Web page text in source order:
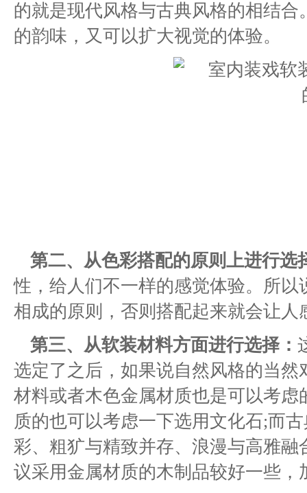
的就是现代风格与古典风格的相结
的韵味，又可以扩大视觉的体验。
第二、从色彩搭配的原则上进行选
性，给人们不一样的感觉体验。所
相成的原则，否则搭配起来就会让人
第三、从软装材料方面进行选择：
选定了之后，如果说自然风格的当
材料或者木色金属材质也是可以考
质的也可以考虑一下选用文化石;而
彩、粗犷与精致并存、浪漫与高雅
议采用金属材质的木制品较好一些